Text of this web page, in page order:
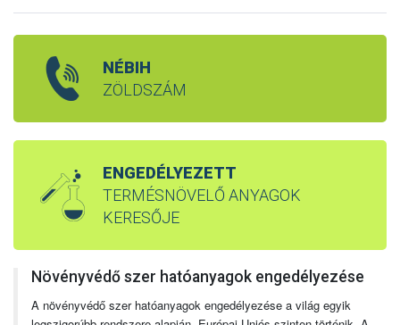
NÉBIH
ZÖLDSZÁM
ENGEDÉLYEZETT
TERMÉSNÖVELŐ ANYAGOK
KERESŐJE
Növényvédő szer hatóanyagok engedélyezése
A növényvédő szer hatóanyagok engedélyezése a világ egyik